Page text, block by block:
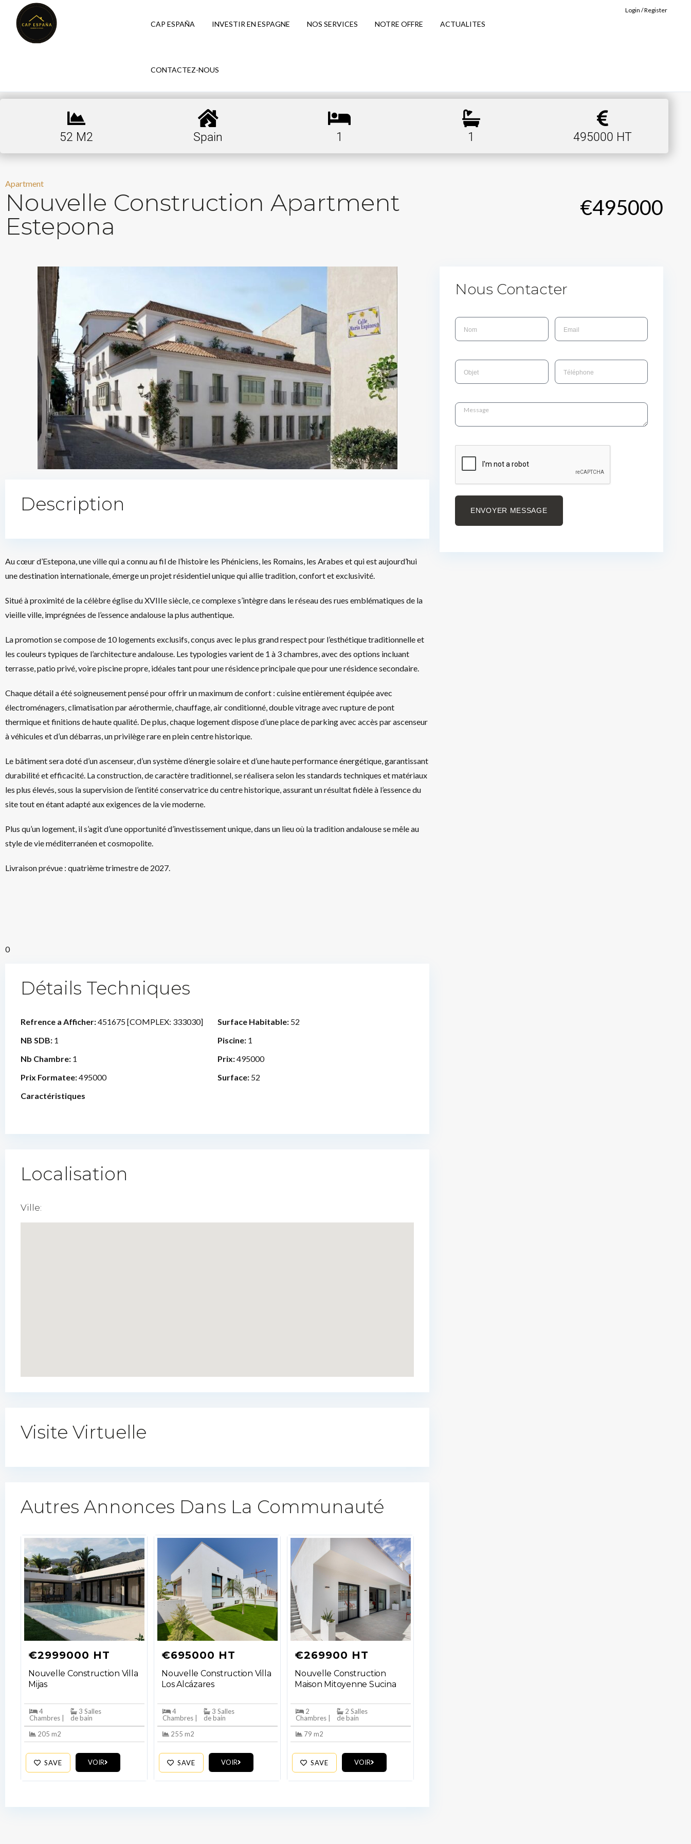
CAP ESPAÑA INVESTIR EN ESPAGNE NOS SERVICES NOTRE OFFRE ACTUALITES
CONTACTEZ-NOUS
Login / Register
52 M2 Spain 1 1 495000 HT
Apartment
Nouvelle Construction Apartment
Estepona
€495000
Description
Au cœur d’Estepona, une ville qui a connu au fil de l’histoire les Phéniciens, les Romains, les Arabes et qui est aujourd’hui
une destination internationale, émerge un projet résidentiel unique qui allie tradition, confort et exclusivité.
Situé à proximité de la célèbre église du XVIIIe siècle, ce complexe s’intègre dans le réseau des rues emblématiques de la
vieille ville, imprégnées de l’essence andalouse la plus authentique.
La promotion se compose de 10 logements exclusifs, conçus avec le plus grand respect pour l’esthétique traditionnelle et
les couleurs typiques de l’architecture andalouse. Les typologies varient de 1 à 3 chambres, avec des options incluant
terrasse, patio privé, voire piscine propre, idéales tant pour une résidence principale que pour une résidence secondaire.
Chaque détail a été soigneusement pensé pour offrir un maximum de confort : cuisine entièrement équipée avec
électroménagers, climatisation par aérothermie, chauffage, air conditionné, double vitrage avec rupture de pont
thermique et finitions de haute qualité. De plus, chaque logement dispose d’une place de parking avec accès par ascenseur
à véhicules et d’un débarras, un privilège rare en plein centre historique.
Le bâtiment sera doté d’un ascenseur, d’un système d’énergie solaire et d’une haute performance énergétique, garantissant
durabilité et efficacité. La construction, de caractère traditionnel, se réalisera selon les standards techniques et matériaux
les plus élevés, sous la supervision de l’entité conservatrice du centre historique, assurant un résultat fidèle à l’essence du
site tout en étant adapté aux exigences de la vie moderne.
Plus qu’un logement, il s’agit d’une opportunité d’investissement unique, dans un lieu où la tradition andalouse se mêle au
style de vie méditerranéen et cosmopolite.
Livraison prévue : quatrième trimestre de 2027.
0
Détails Techniques
Refrence a Afficher:451675 [COMPLEX: 333030] Surface Habitable: 52
NB SDB: 1 Piscine: 1
Nb Chambre: 1 Prix:495000
Prix Formatee:495000 Surface: 52
Caractéristiques
Localisation
Ville:
Visite Virtuelle
Autres Annonces Dans La Communauté​
€2999000 HT
Nouvelle Construction Villa
Mijas
4
Chambres |
3 Salles
de bain
205 m2
SAVE VOIR
€695000 HT
Nouvelle Construction Villa
Los Alcázares
4
Chambres |
3 Salles
de bain
255 m2
SAVE VOIR
€269900 HT
Nouvelle Construction
Maison Mitoyenne Sucina
2
Chambres |
2 Salles
de bain
79 m2
SAVE VOIR
Nous Contacter
ENVOYER MESSAGE
Password
No apps configured. Please contact
your administrator.
Lost your password?